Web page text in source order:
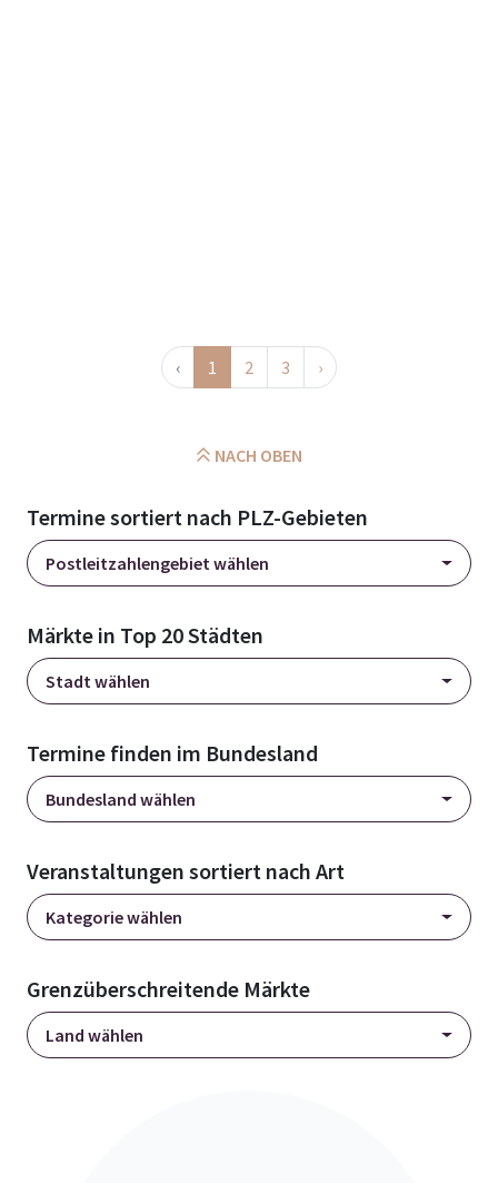
‹ 1 2 3 ›
NACH OBEN
Termine sortiert nach PLZ-Gebieten
Postleitzahlengebiet wählen
Märkte in Top 20 Städten
Stadt wählen
Termine finden im Bundesland
Bundesland wählen
Veranstaltungen sortiert nach Art
Kategorie wählen
Grenzüberschreitende Märkte
Land wählen